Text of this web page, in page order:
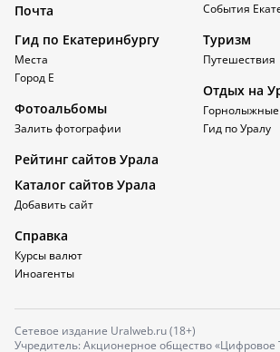
Почта
События
Гид по Екатеринбургу
Места
Город Е
Фотоальбомы
Залить фотографии
Туризм
Путешествия
Отдых на
Гид по Уралу
Рейтинг сайтов Урала
Каталог сайтов Урала
Добавить сайт
Справка
Курсы валют
Иноагенты
Сетевое издание Uralweb.ru (18+)
Учредитель: Акционерное общество «Цифровое